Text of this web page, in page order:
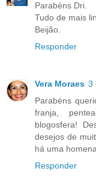
Parabéns Dri.
Tudo de mais
Beijão.
Responder
Vera Moraes 3
Parabéns
franja,
blogosfera!
desejos de
há uma
Responder